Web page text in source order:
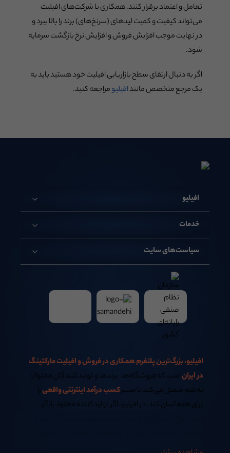
تعامل و اعتماد برقرار کنند. همکاری با شرکت‌های افیلیت
می‌تواند کیفیت و کمیت لیدهای (سرنخ‌های) برند را بالا ببرد و
در نهایت موجب افزایش فروش و افزایش نرخ بازگشت سرمایه
شود.
اگر به دنبال ارتقای سطح بازاریابی افیلیت خود هستید باید به
یک مرجع متخصص مانندافیلیومراجعه کنید.
افیلیو
خدمات
سیاست‌های سایت
افیلیو، بزرگ‌ترین پلتفرم همکاری در فروش و افیلیت مارکتینگ
در ایراناست که فروشگاه‌ها، برندها و تولیدکنندگان محتوا را
به هم متصل می‌کند تا مسیرکسب درآمد اینترنتی واقعیرا
برای همه آسان کند. در افیلیو، اگر تولیدکننده محتوا، بلاگر،
می‌کنیدکسب درآمد اینترنتی در خانه